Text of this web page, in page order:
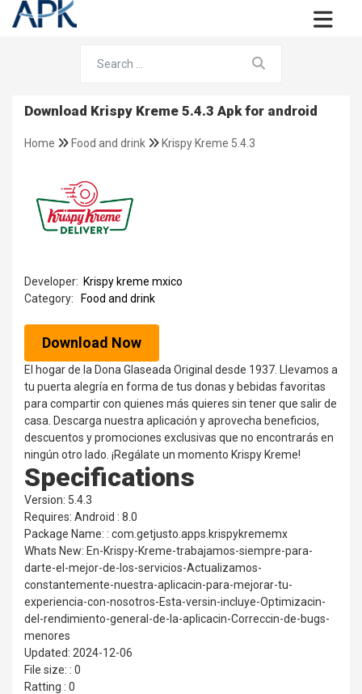
Download Krispy Kreme 5.4.3 Apk for android
Home Food and drink Krispy Kreme 5.4.3
Developer: Krispy kreme mxico
Category:
Food and drink
Download Now
El hogar de la Dona Glaseada Original desde 1937. Llevamos a
tu puerta alegría en forma de tus donas y bebidas favoritas
para compartir con quienes más quieres sin tener que salir de
casa. Descarga nuestra aplicación y aprovecha beneficios,
descuentos y promociones exclusivas que no encontrarás en
ningún otro lado. ¡Regálate un momento Krispy Kreme!
Specifications
Version: 5.4.3
Requires: Android : 8.0
Package Name: : com.getjusto.apps.krispykrememx
Whats New: En-Krispy-Kreme-trabajamos-siempre-para-
darte-el-mejor-de-los-servicios-Actualizamos-
constantemente-nuestra-aplicacin-para-mejorar-tu-
experiencia-con-nosotros-Esta-versin-incluye-Optimizacin-
del-rendimiento-general-de-la-aplicacin-Correccin-de-bugs-
menores
Updated: 2024-12-06
File size: : 0
Ratting : 0